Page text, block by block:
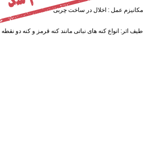
مکانیزم عمل : اخلال در ساخت چربی
طیف اثر: انواع کنه های نباتی مانند کنه قرمز و کنه دو